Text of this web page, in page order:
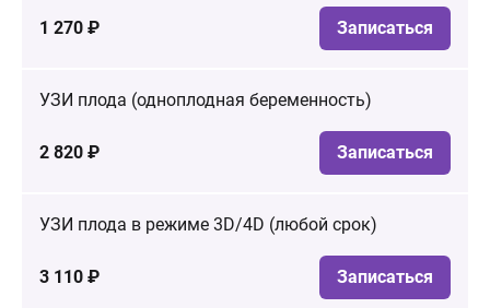
1 270 ₽ Записаться
УЗИ плода (одноплодная беременность)
2 820 ₽ Записаться
УЗИ плода в режиме 3D/4D (любой срок)
3 110 ₽ Записаться